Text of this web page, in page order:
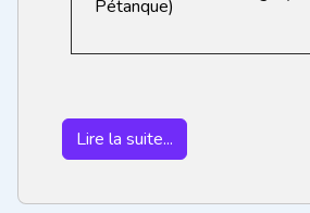
Pétanque)
Lire la suite...